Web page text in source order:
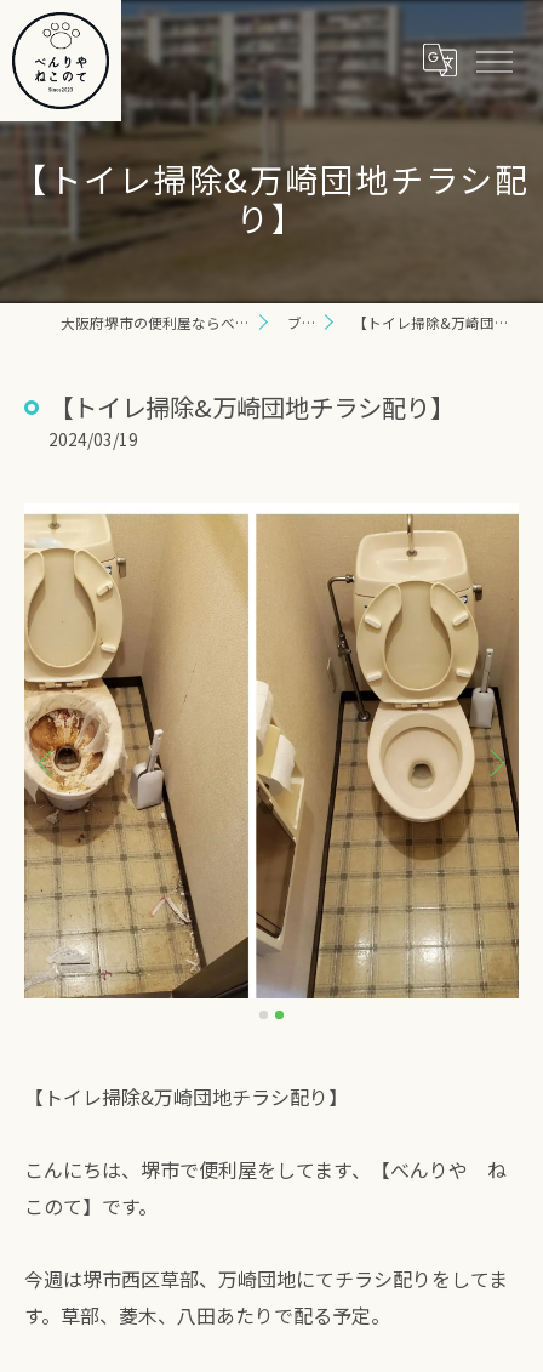
【トイレ掃除&万崎団地チラシ配
り】
大阪府堺市の便利屋ならべんりや ねこのて ブログ 【トイレ掃除&万崎団地チラシ配り】
【トイレ掃除&万崎団地チラシ配り】
2024/03/19
【トイレ掃除&万崎団地チラシ配り】
こんにちは、堺市で便利屋をしてます、【べんりや ね
このて】です。
今週は堺市西区草部、万崎団地にてチラシ配りをしてま
す。草部、菱木、八田あたりで配る予定。